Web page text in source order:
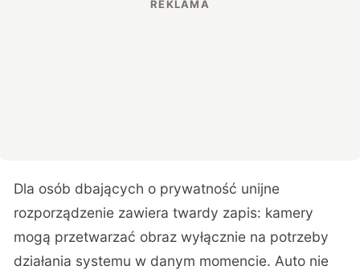
Dla osób dbających o prywatność unijne
rozporządzenie zawiera twardy zapis: kamery
mogą przetwarzać obraz wyłącznie na potrzeby
działania systemu w danym momencie. Auto nie